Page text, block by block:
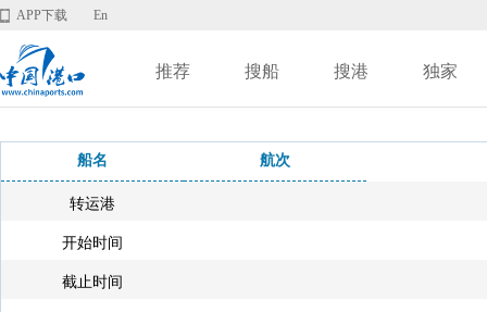
APP下载 En
推荐 搜船 搜港 独家
船名 航次
转运港
开始时间
截止时间